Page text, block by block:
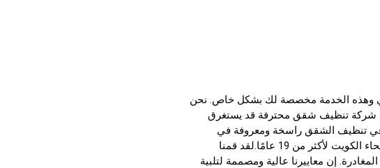
وهذه الخدمة مخصصة لك بشكل خاص. نحن
شركة تنظيف شقق محترفة قد يستغرق
تنظيف الشقق راسخة ومعروفة في
صناعتنا. تقوم شركة تنظيف شقق بالكويت بخدمة العملاء في جميع أنحاء الكويت لأكثر من 19 عامًا.لقد قمنا
إن معاييرنا عالية ومصممة لتلبية